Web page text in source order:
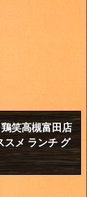
笑高槻富田店
スメ ランチ グ